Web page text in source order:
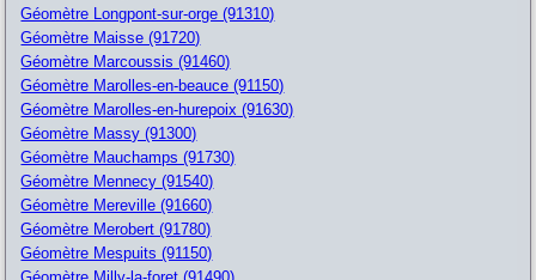
Géomètre Longpont-sur-orge (91310)
Géomètre Maisse (91720)
Géomètre Marcoussis (91460)
Géomètre Marolles-en-beauce (91150)
Géomètre Marolles-en-hurepoix (91630)
Géomètre Massy (91300)
Géomètre Mauchamps (91730)
Géomètre Mennecy (91540)
Géomètre Mereville (91660)
Géomètre Merobert (91780)
Géomètre Mespuits (91150)